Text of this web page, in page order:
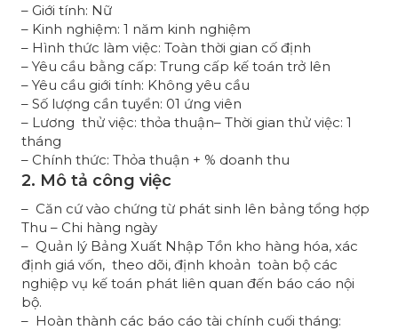
– Giới tính: Nữ
– Kinh nghiệm: 1 năm kinh nghiệm
– Hình thức làm việc: Toàn thời gian cố định
– Yêu cầu bằng cấp: Trung cấp kế toán trở lên
– Yêu cầu giới tính: Không yêu cầu
– Số lượng cần tuyển: 01 ứng viên
– Lương thử việc: thỏa thuận– Thời gian thử việc: 1
tháng
– Chính thức: Thỏa thuận + % doanh thu
2. Mô tả công việc
– Căn cứ vào chứng từ phát sinh lên bảng tổng hợp
Thu – Chi hàng ngày
– Quản lý Bảng Xuất Nhập Tồn kho hàng hóa, xác
định giá vốn, theo dõi, định khoản toàn bộ các
nghiệp vụ kế toán phát liên quan đến báo cáo nội
bộ.
– Hoàn thành các báo cáo tài chính cuối tháng: